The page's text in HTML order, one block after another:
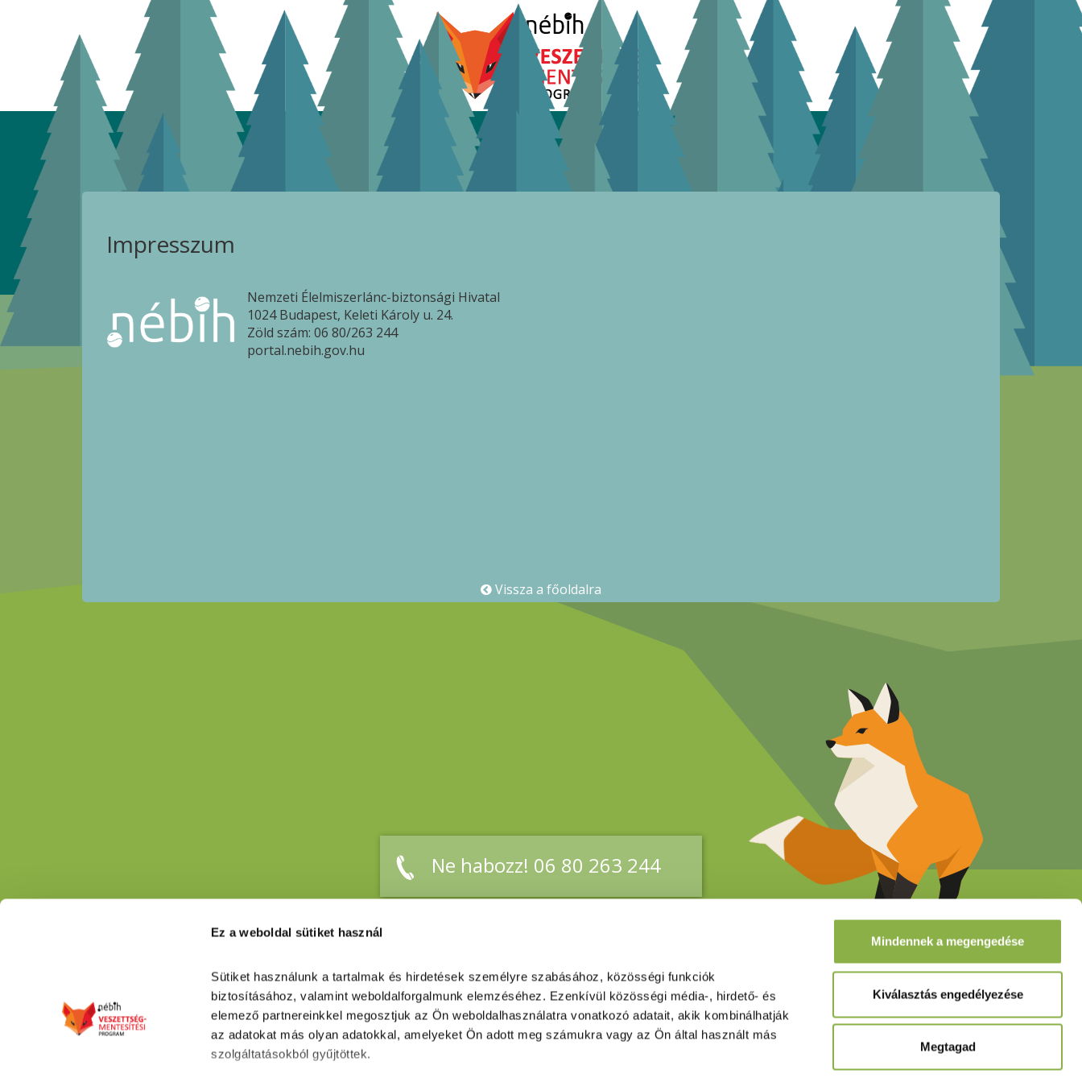
Ez a weboldal sütiket használ
Sütiket használunk a tartalmak és hirdetések személyre szabásához, közösségi funkciók
biztosításához, valamint weboldalforgalmunk elemzéséhez. Ezenkívül közösségi média-, hirdető- és
elemező partnereinkkel megosztjuk az Ön weboldalhasználatra vonatkozó adatait, akik kombinálhatják
az adatokat más olyan adatokkal, amelyeket Ön adott meg számukra vagy az Ön által használt más
szolgáltatásokból gyűjtöttek.
Mindennek a megengedése
Kiválasztás engedélyezése
Megtagad
Impresszum
Nemzeti Élelmiszerlánc-biztonsági Hivatal
1024 Budapest, Keleti Károly u. 24.
Zöld szám: 06 80/263 244
portal.nebih.gov.hu
Vissza a főoldalra
Ne habozz! 06 80 263 244